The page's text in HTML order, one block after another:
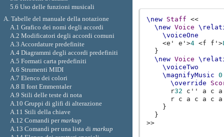
\new Staff
<<
\new Voice
\voiceOne
<e' e'>4 <f f'>
}
\new Voice
\voiceTwo
\magnifyMusic
\override
r32 c'' a c
a
r c a c a c
a
}
}
>>
5.6 Uso delle funzioni musicali
A. Tabelle del manuale della notazione
A.1 Grafico dei nomi degli accordi
A.2 Modificatori degli accordi comuni
A.3 Accordature predefinite
A.4 Diagrammi degli accordi predefiniti
A.5 Formati carta predefiniti
A.6 Strumenti MIDI
A.7 Elenco dei colori
A.8 Il font Emmentaler
A.9 Stili delle teste di nota
A.10 Gruppi di glifi di alterazione
A.11 Stili della chiave
A.12 Comandi permarkup
A.13 Comandi per una lista di markup